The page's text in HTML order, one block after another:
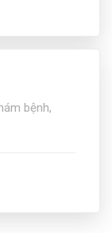
bệnh,